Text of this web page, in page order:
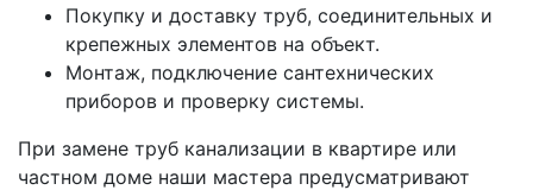
Покупку и доставку труб, соединительных и
крепежных элементов на объект.
Монтаж, подключение сантехнических
приборов и проверку системы.
При замене труб канализации в квартире или
частном доме наши мастера предусматривают